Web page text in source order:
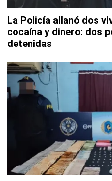
La Policía allanó dos
cocaína y dinero: dos
detenidas